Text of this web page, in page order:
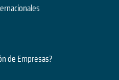
de Empresas?